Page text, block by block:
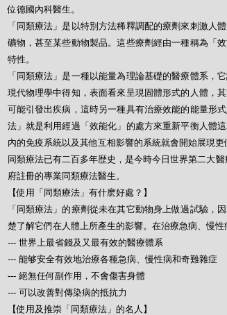
位德國內科醫生。
「同類療法」是以特別方法稀釋調配的療劑來刺激人
礦物，甚至某些動物製品。這些療劑經由一種稱為「
特性。
「同類療法」是一種以能量為理論基礎的醫療體系，
現代物理學中得知，表面看來呈現固體形式的人體，
可能引發出疾病，這時另一種具有治療效能的能量形
法」就是利用經過「效能化」的處方來重新平衡人體
內的免疫系統以及其他互相影響的系統就會開始展現更
同類療法已有二百多年歴史，是今時今日世界第二大
府註冊的專業同類療法醫生。
【使用「同類療法」有什麽好處？】
「同類療法」的療劑從未在其它動物身上做過試驗，
楚了解它們在人體上所產生的影響。在治療急病、慢
--- 世界上最省錢及又最有效的醫療體系
--- 能够安全有效地治療各種急病、慢性病和奇難雜症
--- 絕無任何副作用，不會傷害身體
--- 可以改善對傳染病的抵抗力
【使用及推崇「同類療法」的名人】